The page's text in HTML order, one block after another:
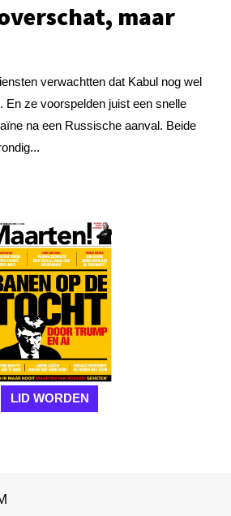
maar
verwachtten dat Kabul nog wel
En ze voorspelden juist een snelle
na een Russische aanval. Beide
LID WORDEN